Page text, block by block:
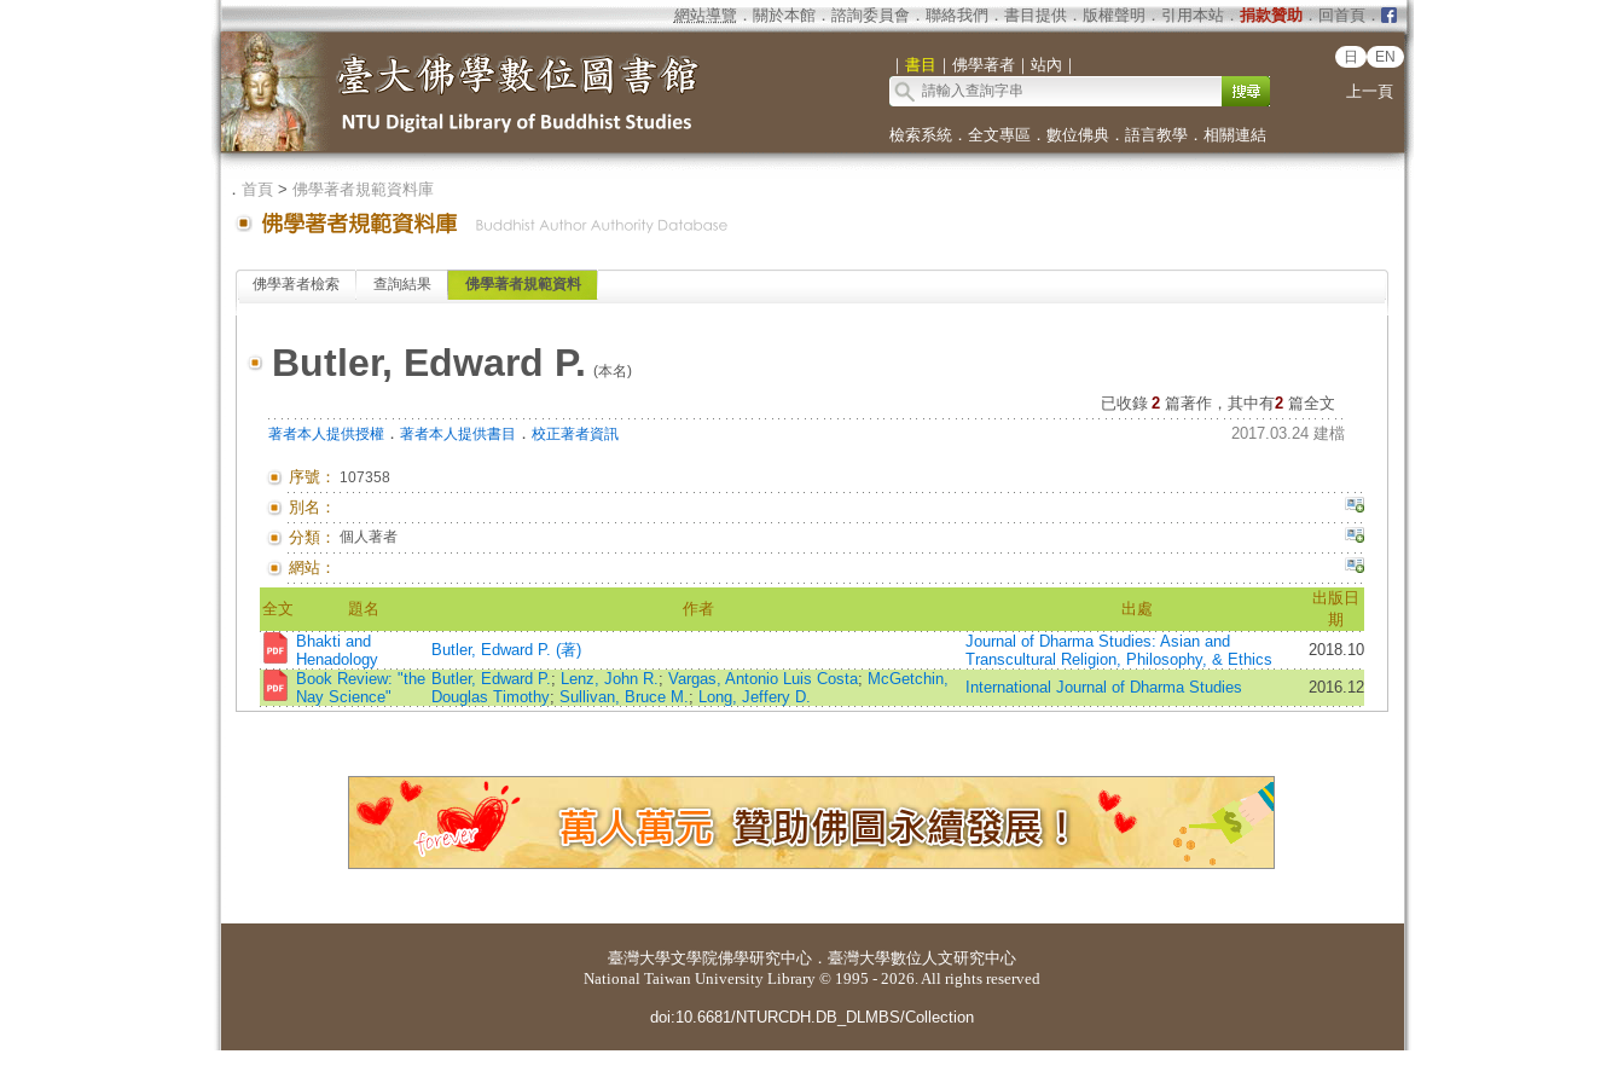
網站導覽 ． 關於本館． 諮詢委員會． 聯絡我們 ． 書目提供． 版權聲明 ． 引用本站． 捐款贊助．回首頁．
｜ 書目 ｜ 佛學著者｜ 站內 ｜ 日 EN
上一頁
檢索系統． 全文專區 ． 數位佛典． 語言教學． 相關連結
． 首頁> 佛學著者規範資料庫
佛學著者檢索 查詢結果 佛學著者規範資料
Butler, Edward P. (本名)
已收錄 2 篇著作，其中有2篇全文
著者本人提供授權． 著者本人提供書目 ． 校正著者資訊 2017.03.24 建檔
序號： 107358
別名：
分類： 個人著者
網站：
全文 題名 作者 出處
出版日
期
Bhakti and
Henadology
Butler, Edward P. (著)
Journal of Dharma Studies: Asian and
Transcultural Religion, Philosophy, & Ethics
2018.10
Book Review: "the
Nay Science"
Butler, Edward P.; Lenz, John R.; Vargas, Antonio Luis Costa; McGetchin,
Douglas Timothy; Sullivan, Bruce M.; Long, Jeffery D.
International Journal of Dharma Studies 2016.12
臺灣大學文學院佛學研究中心 ． 臺灣大學數位人文研究中心
National Taiwan University Library © 1995 - 2026. All rights reserved
doi:10.6681/NTURCDH.DB_DLMBS/Collection